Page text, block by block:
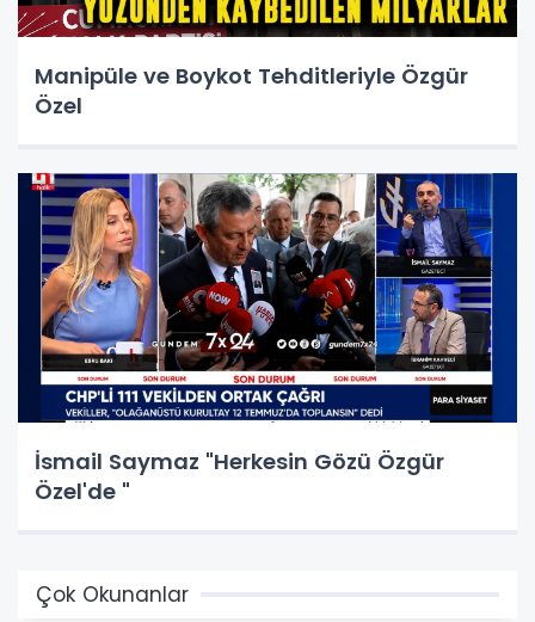
Manipüle ve Boykot Tehditleriyle Özgür
Özel
İsmail Saymaz "Herkesin Gözü Özgür
Özel'de "
Çok Okunanlar